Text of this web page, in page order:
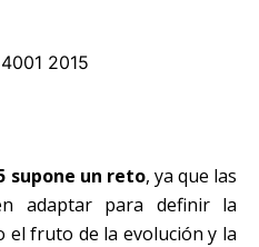
2015
supone un reto, ya que las
adaptar para definir la
el fruto de la evolución y la